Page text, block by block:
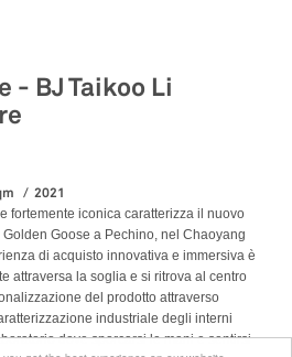
- BJ Taikoo Li
2021
fortemente iconica caratterizza il nuovo
Goose a Pechino, nel Chaoyang
di acquisto innovativa e immersiva è
attraversa la soglia e si ritrova al centro
del prodotto attraverso
industriale degli interni
dove sporcarsi le mani e sentirsi